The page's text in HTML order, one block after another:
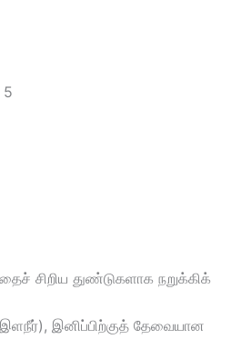
5
சிறிய துண்டுகளாக நறுக்கிக்
இளநீர்), இனிப்பிற்குத் தேவையான